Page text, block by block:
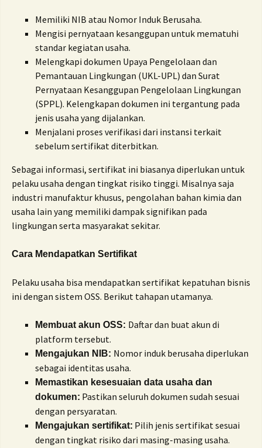
Memiliki NIB atau Nomor Induk Berusaha.
Mengisi pernyataan kesanggupan untuk mematuhi
standar kegiatan usaha.
Melengkapi dokumen Upaya Pengelolaan dan
Pemantauan Lingkungan (UKL-UPL) dan Surat
Pernyataan Kesanggupan Pengelolaan Lingkungan
(SPPL). Kelengkapan dokumen ini tergantung pada
jenis usaha yang dijalankan.
Menjalani proses verifikasi dari instansi terkait
sebelum sertifikat diterbitkan.
Sebagai informasi, sertifikat ini biasanya diperlukan untuk
pelaku usaha dengan tingkat risiko tinggi. Misalnya saja
industri manufaktur khusus, pengolahan bahan kimia dan
usaha lain yang memiliki dampak signifikan pada
lingkungan serta masyarakat sekitar.
Cara Mendapatkan Sertifikat
Pelaku usaha bisa mendapatkan sertifikat kepatuhan bisnis
ini dengan sistem OSS. Berikut tahapan utamanya.
Membuat akun OSS: Daftar dan buat akun di
platform tersebut.
Mengajukan NIB: Nomor induk berusaha diperlukan
sebagai identitas usaha.
Memastikan kesesuaian data usaha dan
dokumen: Pastikan seluruh dokumen sudah sesuai
dengan persyaratan.
Mengajukan sertifikat: Pilih jenis sertifikat sesuai
dengan tingkat risiko dari masing-masing usaha.